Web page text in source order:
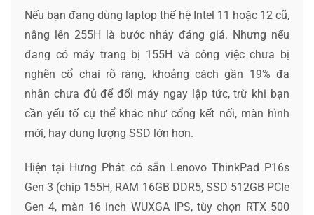
Nếu bạn đang dùng laptop thế hệ Intel 11 hoặc 12 cũ,
nâng lên 255H là bước nhảy đáng giá. Nhưng nếu
đang có máy trang bị 155H và công việc chưa bị
nghẽn cổ chai rõ ràng, khoảng cách gần 19% đa
nhân chưa đủ để đổi máy ngay lập tức, trừ khi bạn
cần yếu tố cụ thể khác như cổng kết nối, màn hình
mới, hay dung lượng SSD lớn hơn.
Hiện tại Hưng Phát có sẵn Lenovo ThinkPad P16s
Gen 3 (chip 155H, RAM 16GB DDR5, SSD 512GB PCIe
Gen 4, màn 16 inch WUXGA IPS, tùy chọn RTX 500